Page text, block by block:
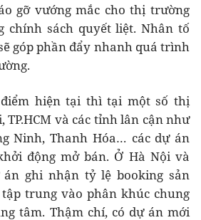
gỡ vướng mắc cho thị trường
chính sách quyết liệt. Nhân tố
góp phần đẩy nhanh quá trình
hiện tại thì tại một số thị
và các tỉnh lân cận như
Ninh, Thanh Hóa… các dự án
động mở bán. Ở Hà Nội và
án ghi nhận tỷ lệ booking sản
trung vào phân khúc chung
tâm. Thậm chí, có dự án mới